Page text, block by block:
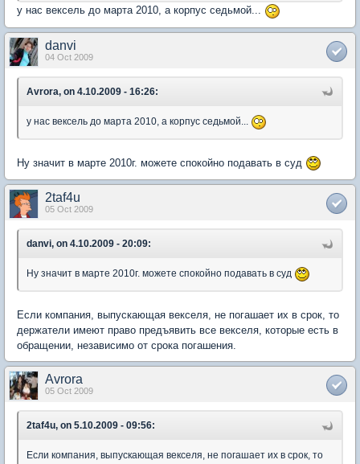
у нас вексель до марта 2010, а корпус седьмой...
danvi
04 Oct 2009
Avrora, on 4.10.2009 - 16:26:
у нас вексель до марта 2010, а корпус седьмой...
Ну значит в марте 2010г. можете спокойно подавать в суд
2taf4u
05 Oct 2009
danvi, on 4.10.2009 - 20:09:
Ну значит в марте 2010г. можете спокойно подавать в суд
Если компания, выпускающая векселя, не погашает их в срок, то
держатели имеют право предъявить все векселя, которые есть в
обращении, независимо от срока погашения.
Avrora
05 Oct 2009
2taf4u, on 5.10.2009 - 09:56:
Если компания, выпускающая векселя, не погашает их в срок, то